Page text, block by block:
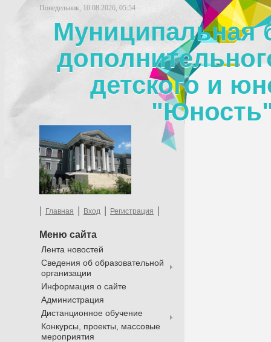
Понедельник, 10.08.2026, 05:54
Муниципальная
детского и
| Главная | Вход | Регистрация |
Меню сайта
Лента новостей
Сведения об образовательной
организации
Информация о сайте
Администрация
Дистанционное обучение
Конкурсы, проекты, массовые
мероприятия